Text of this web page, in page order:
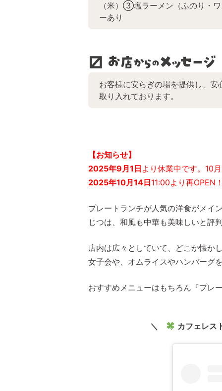
（米）③塩ラーメン（ふのり・
ーあり
お客様に安らぎの場を提供し、
取り入れております。
【お知らせ】
2025年9月1日 より休業中です。10
2025年10月14日11:00より再OPEN
プレートランチが人気の洋食がメイ
じつは、和風も中華も美味しいと評
店内は広々としていて、どこか懐か
女子会や、オムライスやハンバーグ
おすすめメニューはもちろん『プレ
＼ カフェレス